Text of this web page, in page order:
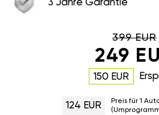
3 Jahre Garantie
399 EUR
249
150 EUR
124 EUR
Preis für 1